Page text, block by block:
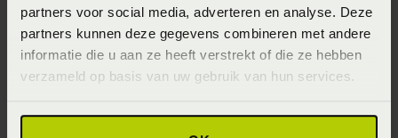
partners voor social media, adverteren en analyse. Deze
partners kunnen deze gegevens combineren met andere
informatie die u aan ze heeft verstrekt of die ze hebben
verzameld op basis van uw gebruik van hun services.
Surhuisterveen,Harlingen, Franeker,Groningen,Eelde,
Vlieland,Terschelling ,Ameland ,Schiermonnikoog,
Zuidhorn, Winsum Groningen,Winsum Friesland,
Haren,Leek,Oentsjerk, Aldtsjerk, Oldemarkt, Assen
Roden,Appelscha,Makkinga,Haulerwijk,Bakkeveen,